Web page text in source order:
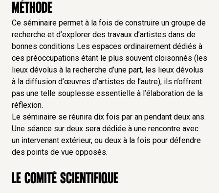
lieux où cette intrusion de la machine dans nos
vies personnelles et professionnelles peut être
radicalement questionnée et trouver des
réponses humaines.
Le séminaire se structure autour de quatre axes :
Axe 1: Les mains dans la machine : quelle
place pour le geste dans les dispositifs
techniques ?
Axe 2: Interfaces, interactions, interactivités
Axe 3: De l'information à la forme
Axe 4: Au contact du réel
Méthode
Ce séminaire permet à la fois de construire un groupe de
recherche et d’explorer des travaux d’artistes dans de
bonnes conditions Les espaces ordinairement dédiés à
ces préoccupations étant le plus souvent cloisonnés (les
lieux dévolus à la recherche d’une part, les lieux dévolus
à la diffusion d’œuvres d’artistes de l’autre), ils n’offrent
pas une telle souplesse essentielle à l’élaboration de la
réflexion.
Le séminaire se réunira dix fois par an pendant deux ans.
Une séance sur deux sera dédiée à une rencontre avec
un intervenant extérieur, ou deux à la fois pour défendre
des points de vue opposés.
Le comité scientifique